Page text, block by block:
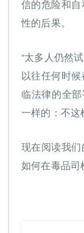
信的危险和
性的后果。
“太多人仍然
以往任何时
临法律的全
一样的：不这
现在阅读我
如何在毒品司